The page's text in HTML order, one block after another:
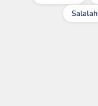
Salalah